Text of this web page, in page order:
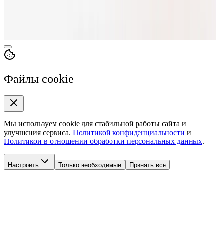
Файлы cookie
Мы используем cookie для стабильной работы сайта и
улучшения сервиса. Политикой конфиденциальности и
Политикой в отношении обработки персональных данных.
Настроить Только необходимые Принять все